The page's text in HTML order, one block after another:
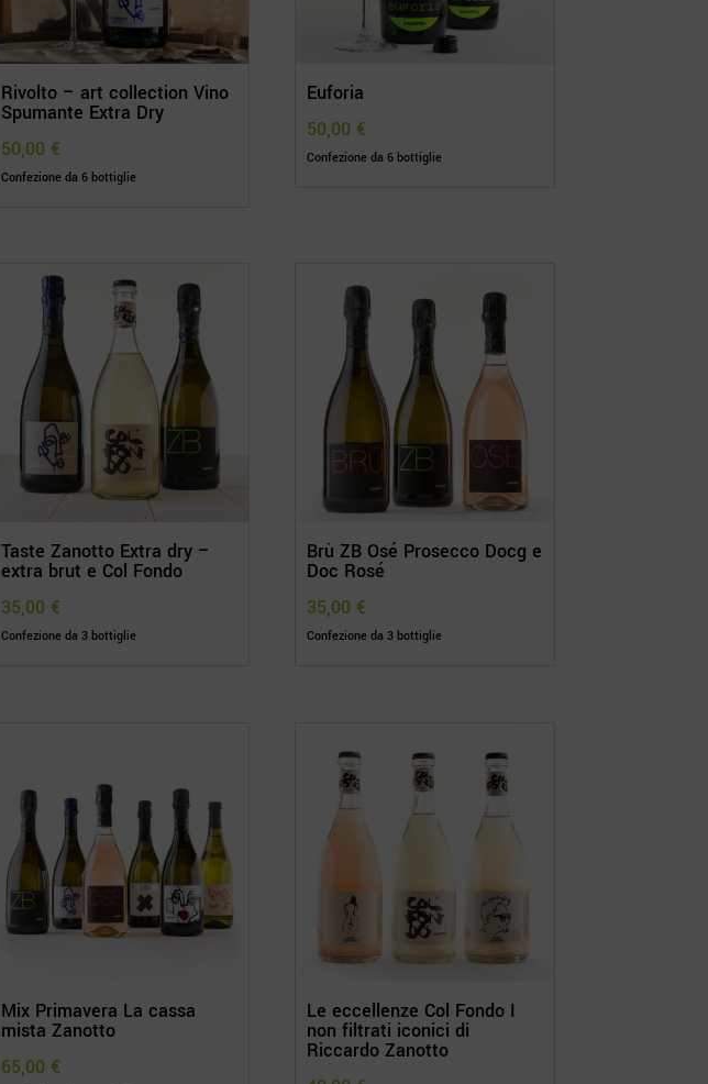
Rivolto – art collection Vino
Spumante Extra Dry
50,00 €
Confezione da 6 bottiglie
Euforia
50,00 €
Confezione da 6 bottiglie
Taste Zanotto Extra dry –
extra brut e Col Fondo
35,00 €
Confezione da 3 bottiglie
Brù ZB Osé Prosecco Docg e
Doc Rosé
35,00 €
Confezione da 3 bottiglie
Mix Primavera La cassa
mista Zanotto
65,00 €
Le eccellenze Col Fondo I
non filtrati iconici di
Riccardo Zanotto